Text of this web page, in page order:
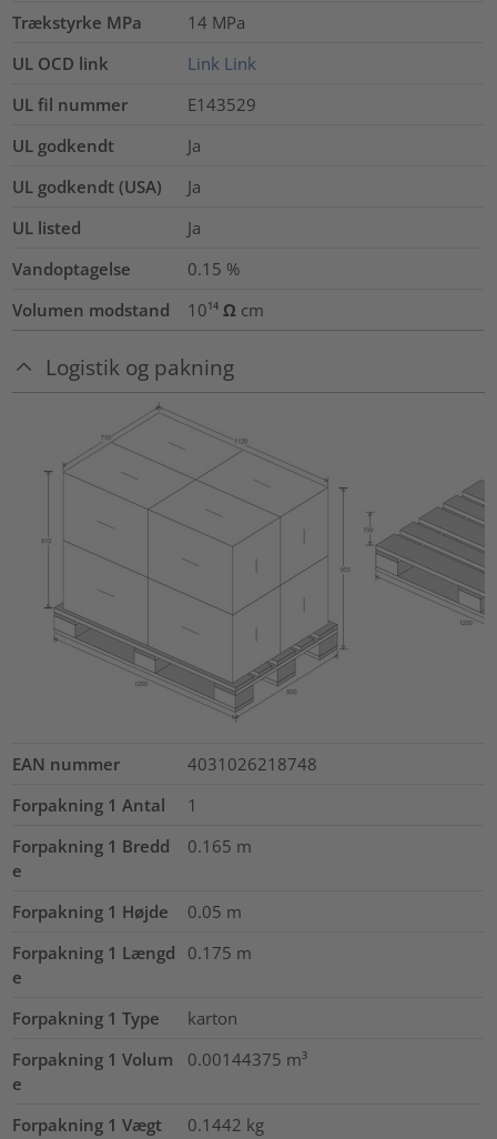
Trækstyrke MPa 14 MPa
UL OCD link
Link Link
UL fil nummer
E143529
UL godkendt
Ja
UL godkendt (USA)
Ja
UL listed
Ja
Vandoptagelse
0.15 %
Volumen modstand
10¹⁴ Ω cm
Logistik og pakning
EAN nummer
4031026218748
Forpakning 1 Antal
1
Forpakning 1 Bredd
e
0.165 m
Forpakning 1 Højde 0.05 m
Forpakning 1 Længd
e
0.175 m
Forpakning 1 Type
karton
Forpakning 1 Volum
e
0.00144375 m³
Forpakning 1 Vægt 0.1442 kg